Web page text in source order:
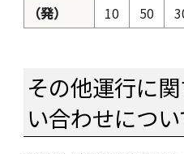
（発）
10
50
その他運行に
い合わせについ